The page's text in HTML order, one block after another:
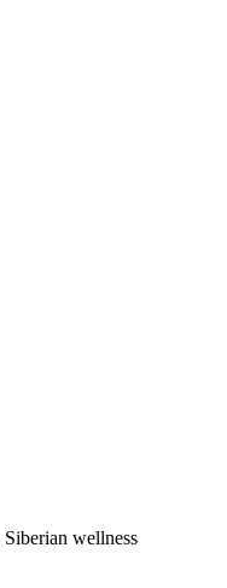
wellness